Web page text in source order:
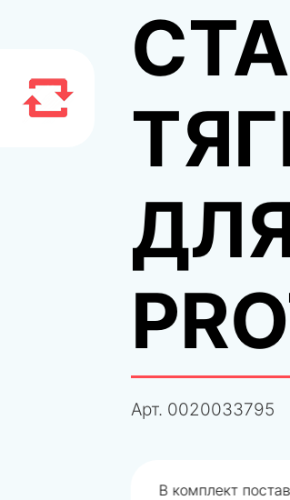
Арт. 0020033795
В комплект